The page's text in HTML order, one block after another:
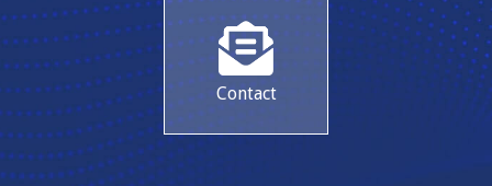
Contact